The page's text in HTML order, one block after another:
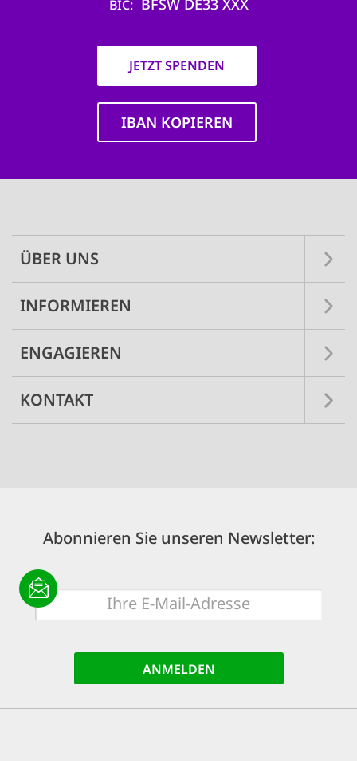
BIC BFSW DE33 XXX
JETZT SPENDEN
IBAN KOPIEREN
ÜBER UNS
INFORMIEREN
ENGAGIEREN
KONTAKT
Abonnieren Sie unseren Newsletter:
E-
Mail